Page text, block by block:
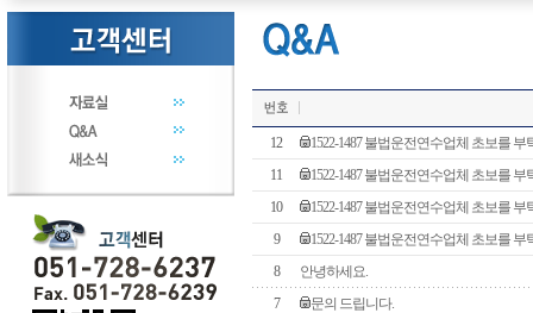
12
1522-1487 불법운전연수업체 초보를
11
1522-1487 불법운전연수업체 초보를
10
1522-1487 불법운전연수업체 초보를
9
1522-1487 불법운전연수업체 초보를
8
안녕하세요.
7
문의 드립니다.